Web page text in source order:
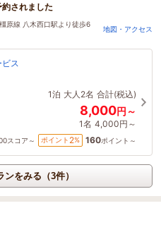
されました
原線 八木西口駅より徒歩6
地図・アクセス
ス
1泊 大人2名 合計(税込)
8,000円～
1名 4,000円～
スコア～ ポイント 2% 160ポイント～
をみる（3件）